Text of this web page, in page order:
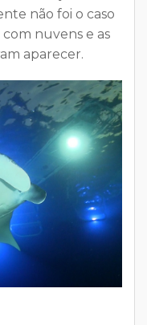
não foi o caso
nuvens e as
aparecer.